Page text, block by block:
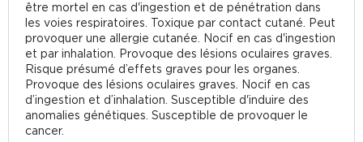
être mortel en cas d'ingestion et de pénétration dans
les voies respiratoires. Toxique par contact cutané. Peut
provoquer une allergie cutanée. Nocif en cas d'ingestion
et par inhalation. Provoque des lésions oculaires graves.
Risque présumé d’effets graves pour les organes.
Provoque des lésions oculaires graves. Nocif en cas
d’ingestion et d’inhalation. Susceptible d'induire des
anomalies génétiques. Susceptible de provoquer le
cancer.